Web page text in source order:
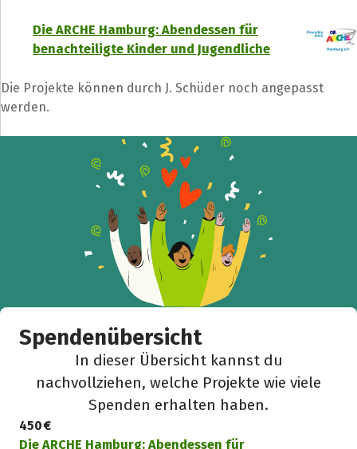
Die ARCHE Hamburg: Abendessen für
benachteiligte Kinder und Jugendliche
Die Projekte können durch J. Schüder noch angepasst
werden.
Spendenübersicht
In dieser Übersicht kannst du
nachvollziehen, welche Projekte wie viele
Spenden erhalten haben.
450 €
Die ARCHE Hamburg: Abendessen für
Teile die Spendenaktion
Hilf mit noch mehr Spenden zu sammeln!
Facebook WhatsApp Messenger